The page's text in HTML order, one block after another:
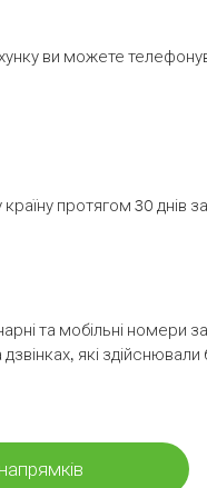
ви можете
протягом 30 днів
та мобільні номери
які здійснювали